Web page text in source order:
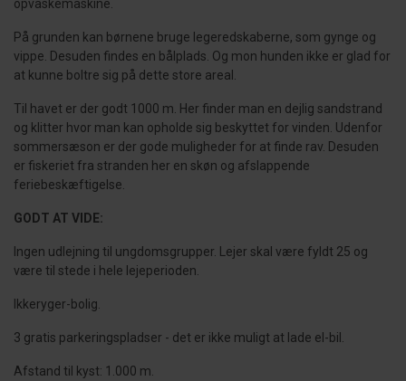
opvaskemaskine.
På grunden kan børnene bruge legeredskaberne, som gynge og
vippe. Desuden findes en bålplads. Og mon hunden ikke er glad for
at kunne boltre sig på dette store areal.
Til havet er der godt 1000 m. Her finder man en dejlig sandstrand
og klitter hvor man kan opholde sig beskyttet for vinden. Udenfor
sommersæson er der gode muligheder for at finde rav. Desuden
er fiskeriet fra stranden her en skøn og afslappende
feriebeskæftigelse.
GODT AT VIDE:
Ingen udlejning til ungdomsgrupper. Lejer skal være fyldt 25 og
være til stede i hele lejeperioden.
Ikkeryger-bolig.
3 gratis parkeringspladser - det er ikke muligt at lade el-bil.
Afstand til kyst: 1.000 m.